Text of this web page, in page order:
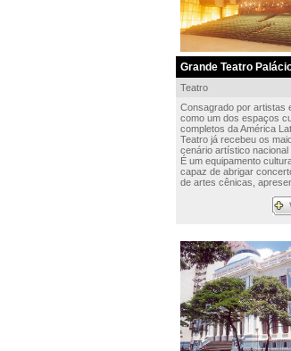
Grande Teatro
Teatro
Consagrado por artistas
como um dos espaços
completos da América
Teatro já recebeu os
cenário artístico nacional
É um equipamento
capaz de abrigar
de artes cênicas,